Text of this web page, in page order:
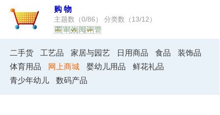
购物
主题数（0/86） 分类数（13/12）
匿 审 效 阅 评 管
二手货 工艺品 家居与园艺 日用商品 食品
装饰品
体育用品
网上商城 婴幼儿用品
鲜花礼品
青少年幼儿
数码产品